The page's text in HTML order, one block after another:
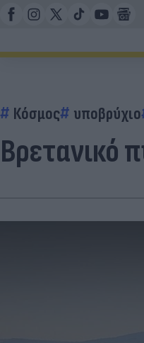
Κόσμος υποβρύχιο
Βρετανικό